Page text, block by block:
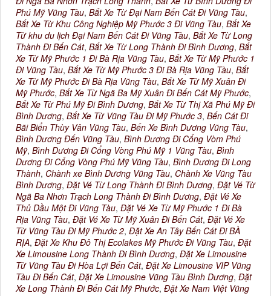
Phú Mỹ Vũng Tàu, Bắt Xe Từ Đại Nam Bến Cát Đi Vũng Tàu,
Bắt Xe Từ Khu Công Nghiệp Mỹ Phước 3 Đi Vũng Tàu, Bắt Xe
Từ khu du lịch Đại Nam Bến Cát Đi Vũng Tàu, Bắt Xe Từ Long
Thành Đi Bến Cát, Bắt Xe Từ Long Thành Đi Bình Dương, Bắt
Xe Từ Mỹ Phước 1 Đi Bà Rịa Vũng Tàu, Bắt Xe Từ Mỹ Phước 1
Đi Vũng Tàu, Bắt Xe Từ Mỹ Phước 3 Đi Bà Rịa Vũng Tàu, Bắt
Xe Từ Mỹ Phước Đi Bà Rịa Vũng Tàu, Bắt Xe Từ Mỹ Xuân Đi
Mỹ Phước, Bắt Xe Từ Ngã Ba Mỹ Xuân Đi Bến Cát Mỹ Phước,
Bắt Xe Từ Phú Mỹ Đi Bình Dương, Bắt Xe Từ Thị Xã Phú Mỹ Đi
Bình Dương, Bắt Xe Từ Vũng Tàu Đi Mỹ Phước 3, Bến Cát Đi
Bãi Biển Thùy Vân Vũng Tàu, Bến Xe Bình Dương Vũng Tàu,
Bình Dương Đến Vũng Tàu, Bình Dương Đi Cổng Vòm Phú
Mỹ, Bình Dương Đi Cổng Vòng Phú Mỹ 1 Vũng Tàu, Bình
Dương Đi Cổng Vòng Phú Mỹ Vũng Tàu, Bình Dương Đi Long
Thành, Chành xe Bình Dương Vũng Tàu, Chành Xe Vũng Tàu
Bình Dương, Đặt Vé Từ Long Thành Đi Bình Dương, Đặt Vé Từ
Ngã Ba Nhơn Trạch Long Thành Đi Bình Dương, Đặt Vé Xe
Thủ Dầu Một Đi Vũng Tàu, Đặt Vé Xe Từ Mỹ Phước 1 Đi Bà
Rịa Vũng Tàu, Đặt Vé Xe Từ Mỹ Xuân Đi Bến Cát, Đặt Vé Xe
Từ Vũng Tàu Đi Mỹ Phước 2, Đặt Xe An Tây Bến Cát Đi BÀ
RỊA, Đặt Xe Khu Đô Thị Ecolakes Mỹ Phước Đi Vũng Tàu, Đặt
Xe Limousine Long Thành Đi Bình Dương, Đặt Xe Limousine
Từ Vũng Tàu Đi Hòa Lợi Bến Cát, Đặt Xe Limousine VIP Vũng
Tàu Đi Bến Cát, Đặt Xe Limousine Vũng Tàu Bình Dương, Đặt
Xe Long Thành Đi Bến Cát Mỹ Phước, Đặt Xe Nam Việt Vũng